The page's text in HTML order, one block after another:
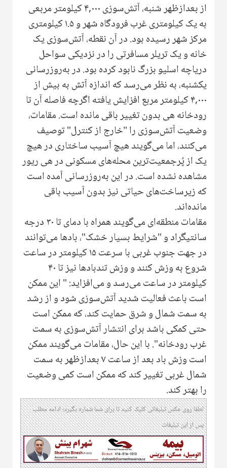
از بعدازظهر شنبه، آتش‌سوزی ۴,۰۰۰ کیلومتر مربعی
به یک کیلومتری غرب فرودگاه شهر و ۱.۵ کیلومتری
مرکز شهر رسیده بود. در آن نقطه، آتش‌سوزی یک
خانه و یک تریلر مسافرتی را در نزدیکی سواحل
دریاچه اسلیو بزرگ نابود کرده بود. در به‌روزرسانی
یکشنبه، به نظر می‌رسد که اندازه آتش به بیش از
۴,۰۰۰ کیلومتر مربع افزایش یافته اگرچه فاصله آن تا
رودخانه هی بدون تغییر باقی مانده است. مقامات،
وضعیت آتش‌سوزی را "خارج از کنترل" توصیف
می‌کنند، اما می‌گویند هیچ آسیب ساختاری در هیچ
یک از پُرجمعیت‌ترین محله‌های مسکونی در هی ریور
مشاهده نشده است. در این به‌روزرسانی آمده است
که زیرساخت‌های حیاتی نیز بدون آسیب باقی
مانده‌اند.
مقامات منطقه‌ای می‌گویند همراه با دمای تا ۳۰ درجه
سانتیگراد و "شرایط بسیار خشک"، بادها می‌توانند
در جهت جنوب غربی با سرعت ۱۵ کیلومتر در ساعت
شروع به وزش کنند و وزش تندبادها نیز تا ۴۰
کیلومتر در ساعت می‌رسد و می‌افزاید: " این ممکن
است باعث فعالیت شدید آتش‌سوزی شود و از رشد
به سمت شمال و شرق حمایت کند، که ممکن است
حتی کمکی باشد برای انتشار آتش‌سوزی به سمت
غرب رودخانه". با این حال، مقامات می‌گویند ممکن
است وزش باد بعد از ساعت ۷ بعدازظهر به سمت
شمال غربی تغییر کند که ممکن است کمی وضعیت
را بهتر کند.
لطفا روی عکس تبلیغاتی کلیک کنید تا برای شما شماره بگیرد؛ ادامه مطلب
پس از این تبلیغات